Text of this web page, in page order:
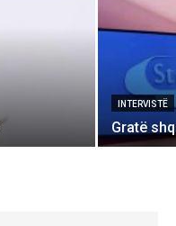
INTERVISTË
Gratë